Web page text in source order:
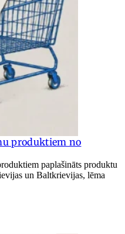
produktiem no
paplašināts produktu
un Baltkrievijas, lēma